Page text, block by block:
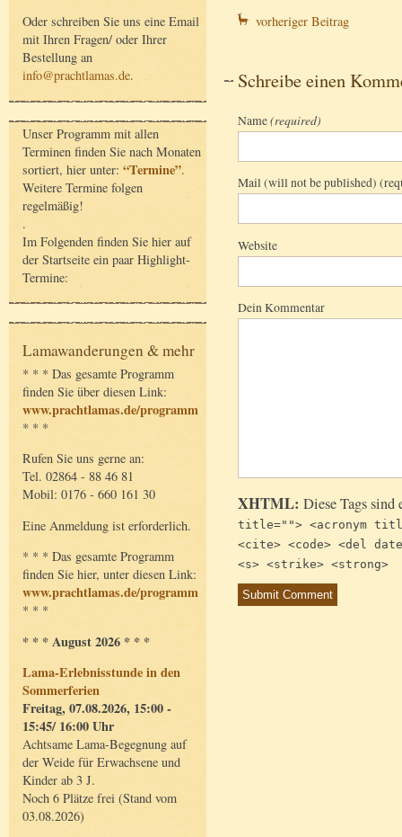
Oder schreiben Sie uns eine Email
mit Ihren Fragen/ oder Ihrer
Bestellung an
info@prachtlamas.de.
Unser Programm mit allen
Terminen finden Sie nach Monaten
sortiert, hier unter: “Termine”.
Weitere Termine folgen
regelmäßig!
.
Im Folgenden finden Sie hier auf
der Startseite ein paar Highlight-
Termine:
Lamawanderungen & mehr
* * * Das gesamte Programm
finden Sie über diesen Link:
www.prachtlamas.de/programm
* * *
Rufen Sie uns gerne an:
Tel. 02864 - 88 46 81
Mobil: 0176 - 660 161 30
Eine Anmeldung ist erforderlich.
* * * Das gesamte Programm
finden Sie hier, unter diesen Link:
www.prachtlamas.de/programm
* * *
* * * August 2026 * * *
Lama-Erlebnisstunde in den
Sommerferien
Freitag, 07.08.2026, 15:00 -
15:45/ 16:00 Uhr
Achtsame Lama-Begegnung auf
der Weide für Erwachsene und
Kinder ab 3 J.
Noch 6 Plätze frei (Stand vom
03.08.2026)
vorheriger Beitrag
Schreibe einen
Name(required)
Mail (will not be published)
Website
Dein Kommentar
XHTML: Diese Tags
title=""> <acronym
<cite> <code> <del
<s> <strike> <strong>